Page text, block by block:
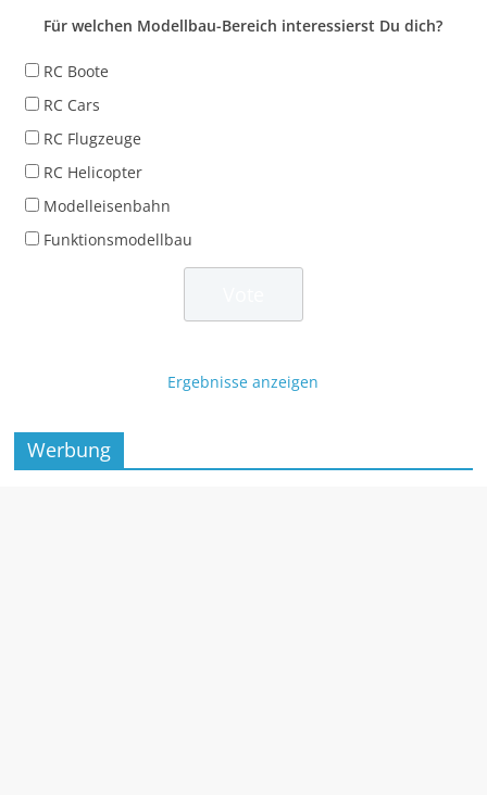
Für welchen Modellbau-Bereich interessierst Du dich?
RC Boote
RC Cars
RC Flugzeuge
RC Helicopter
Modelleisenbahn
Funktionsmodellbau
Ergebnisse anzeigen
Werbung